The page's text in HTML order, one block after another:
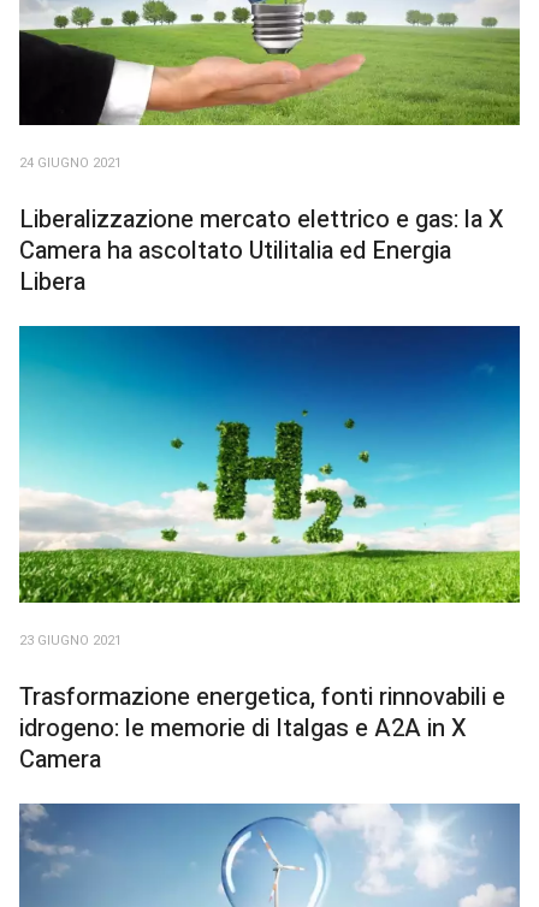
24 GIUGNO 2021
Liberalizzazione mercato elettrico e gas: la X
Camera ha ascoltato Utilitalia ed Energia
Libera
23 GIUGNO 2021
Trasformazione energetica, fonti rinnovabili e
idrogeno: le memorie di Italgas e A2A in X
Camera